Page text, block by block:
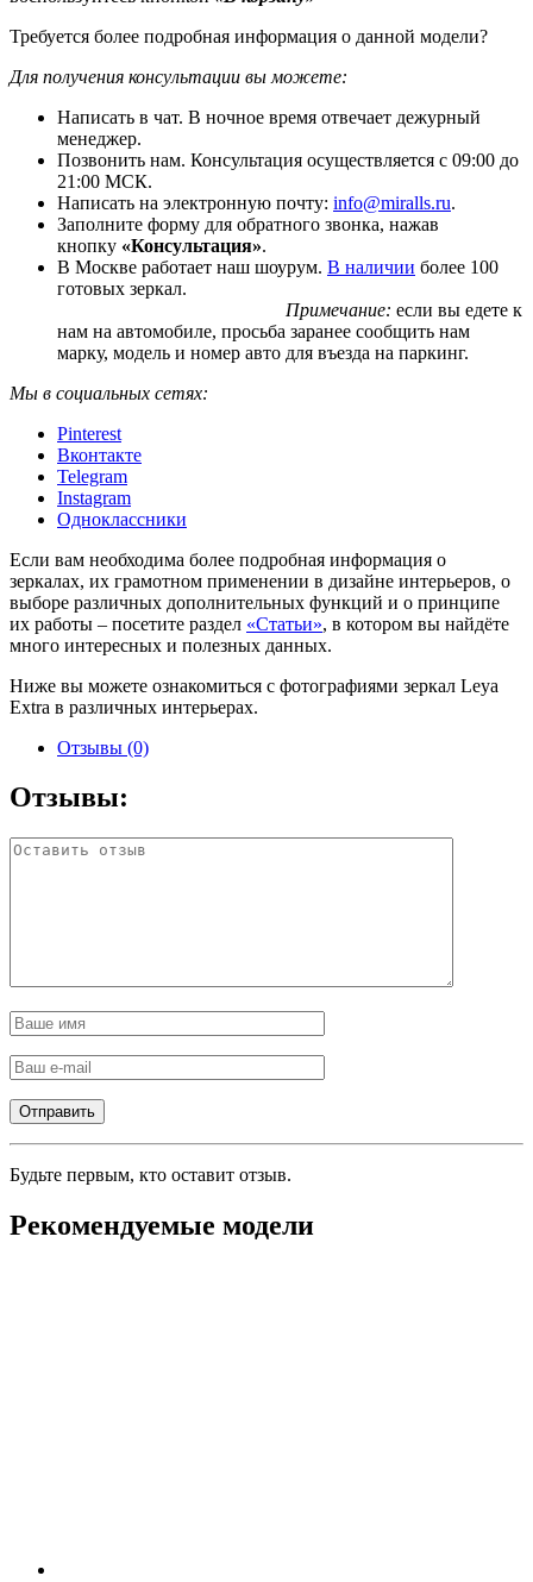
Требуется более подробная информация о данной модели?
Для получения консультации вы можете:
Написать в чат. В ночное время отвечает дежурный
менеджер.
Позвонить нам. Консультация осуществляется с 09:00 до
21:00 МСК.
Написать на электронную почту: info@miralls.ru.
Заполните форму для обратного звонка, нажав
кнопку «Консультация».
В Москве работает наш шоурум. В наличии более 100
готовых зеркал.
Примечание: если вы едете к
нам на автомобиле, просьба заранее сообщить нам
марку, модель и номер авто для въезда на паркинг.
Мы в социальных сетях:
Pinterest
Вконтакте
Telegram
Instagram
Одноклассники
Если вам необходима более подробная информация о
зеркалах, их грамотном применении в дизайне интерьеров, о
выборе различных дополнительных функций и о принципе
их работы – посетите раздел «Статьи», в котором вы найдёте
много интересных и полезных данных.
Ниже вы можете ознакомиться с фотографиями зеркал Leya
Extra в различных интерьерах.
Отзывы (0)
Отзывы:
Будьте первым, кто оставит отзыв.
Рекомендуемые модели